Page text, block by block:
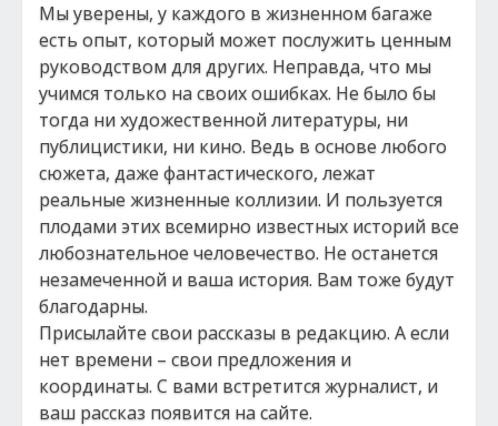
Мы уверены, у каждого в жизненном багаже
есть опыт, который может послужить ценным
руководством для других. Неправда, что мы
учимся только на своих ошибках. Не было бы
тогда ни художественной литературы, ни
публицистики, ни кино. Ведь в основе любого
сюжета, даже фантастического, лежат
реальные жизненные коллизии. И пользуется
плодами этих всемирно известных историй все
любознательное человечество. Не останется
незамеченной и ваша история. Вам тоже будут
благодарны.
Присылайте свои рассказы в редакцию. А если
нет времени – свои предложения и
координаты. С вами встретится журналист, и
ваш рассказ появится на сайте.